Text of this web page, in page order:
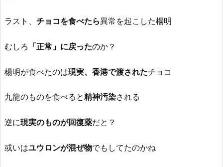
ラスト、 チョコを食べたら異常を起こした楊明
むしろ 「正常」に戻ったのか？
楊明が食べたのは現実、香港で渡されたチョコ
九龍のものを食べると精神汚染される
逆に現実のものが回復薬だと？
或いはユウロンが混ぜ物でもしてたのかね